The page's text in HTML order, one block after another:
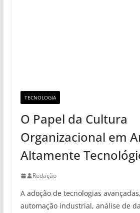
TECNOLOGIA
O Papel da Cultura
Organizacional em
Altamente
Redação
A adoção de tecnologias
automação industrial, análise de